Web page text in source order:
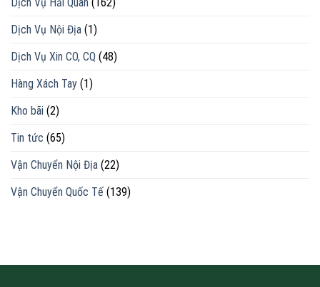
Dịch Vụ Nội Địa (1)
Dịch Vụ Xin CO, CQ (48)
Hàng Xách Tay (1)
Kho bãi (2)
Tin tức (65)
Vận Chuyển Nội Địa (22)
Vận Chuyển Quốc Tế (139)